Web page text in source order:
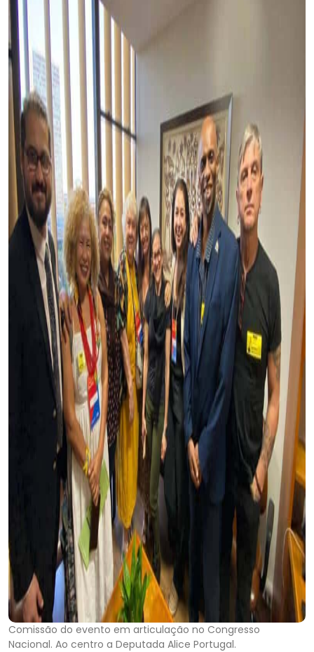
Comissão do evento em articulação no Congresso
Nacional. Ao centro a Deputada Alice Portugal.